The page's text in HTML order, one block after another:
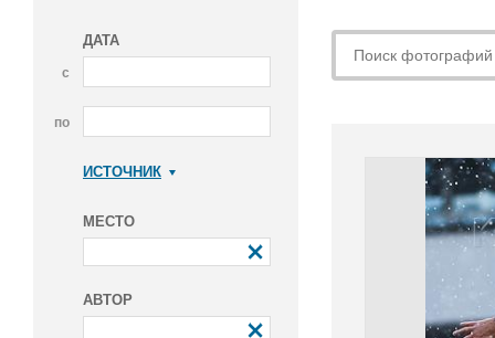
ДАТА
с
по
ИСТОЧНИК
МЕСТО
АВТОР